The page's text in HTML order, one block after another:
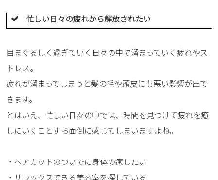
忙しい日々の疲れから解放されたい
目まぐるしく過ぎていく日々の中で溜まっていく疲れやス
トレス。
疲れが溜まってしまうと髪の毛や頭皮にも悪い影響が出て
きます。
とはいえ、忙しい日々の中では、時間を見つけて疲れを癒
しにいくことすら面倒に感じてしまいますよね。
・ヘアカットのついでに身体の癒したい
・リラックスできる美容室を探している